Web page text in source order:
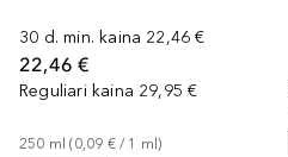
30 d. min. kaina 22,46 €
22,46 €
Reguliari kaina 29,95 €
250 ml (0,09 € / 1 ml)